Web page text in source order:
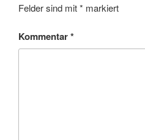
Felder sind mit* markiert
Kommentar*